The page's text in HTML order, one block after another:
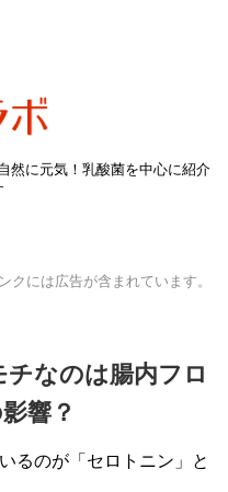
然に元気！乳酸菌を中心に紹介
クには広告が含まれています。
なのは腸内フロ
響？
るのが「セロトニン」と